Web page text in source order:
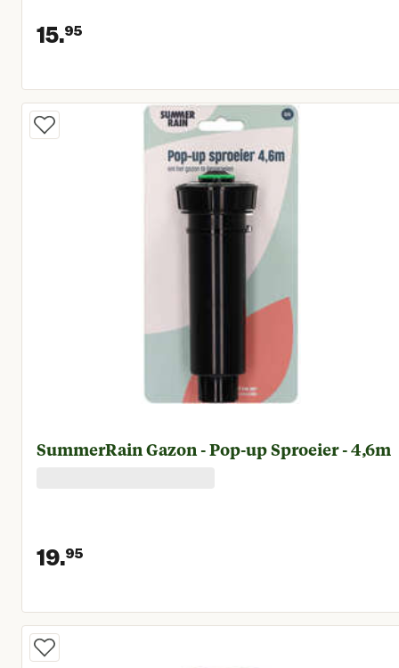
15.95
Huidige prijs € 15,95
SummerRain Gazon - Pop-up Sproeier - 4,6m
19.95
Huidige prijs € 19,95